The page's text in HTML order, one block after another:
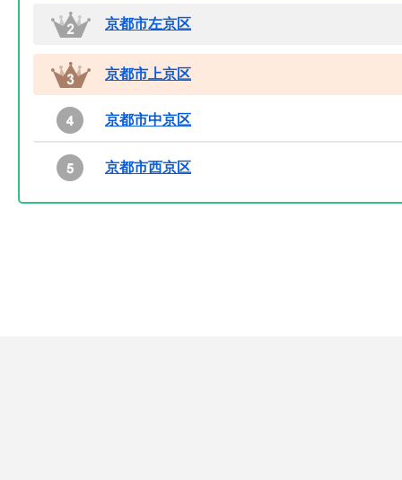
京都市左京区
京都市上京区
京都市中京区
京都市西京区